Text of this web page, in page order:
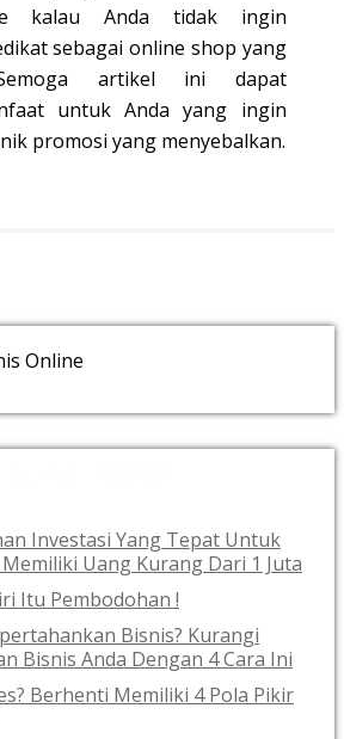
kalau Anda tidak ingin
sebagai online shop yang
Semoga artikel ini dapat
untuk Anda yang ingin
promosi yang menyebalkan.
Online
Investasi Yang Tepat Untuk
Uang Kurang Dari 1 Juta
Itu Pembodohan !
Bisnis? Kurangi
Bisnis Anda Dengan 4 Cara Ini
Berhenti Memiliki 4 Pola Pikir